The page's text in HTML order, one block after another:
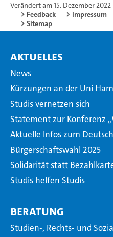
Verändert am 15. Dezember 2022
Feedback
Impressum
Sitemap
Aktuelles
News
Kürzungen an der Uni
Studis vernetzen sich
Statement zur Konferenz
Aktuelle Infos zum
Bürgerschaftswahl 2025
Solidarität statt
Studis helfen Studis
Beratung
Studien-, Rechts- und